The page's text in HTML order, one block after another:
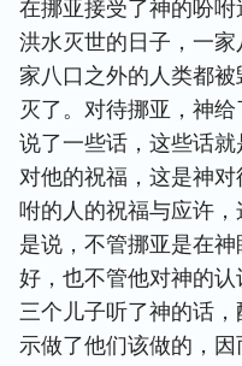
在挪亚接受了神的吩
洪水灭世的日子，一
家八口之外的人类都
灭了。对待挪亚，神
说了一些话，这些话
对他的祝福，这是神
咐的人的祝福与应许
是说，不管挪亚是在
好，也不管他对神的
三个儿子听了神的话
示做了他们该做的，